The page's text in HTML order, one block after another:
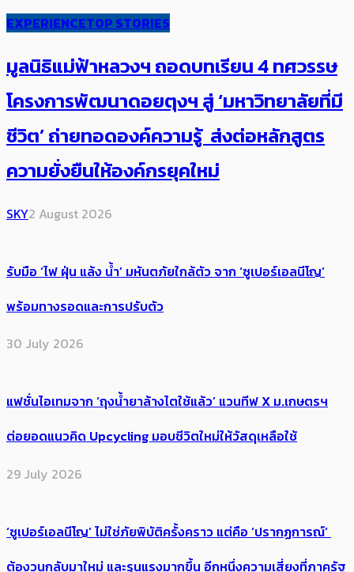
EXPERIENCETOP STORIES
มูลนิธิแม่ฟ้าหลวงฯ ถอดบทเรียน 4 ทศวรรษ
โครงการพัฒนาดอยตุงฯ สู่ ‘มหาวิทยาลัยที่มี
ชีวิต’ ถ่ายทอดองค์ความรู้ ส่งต่อหลักสูตร
ความยั่งยืนให้องค์กรยุคใหม่
SKY2 August 2026
รับมือ ‘ไฟ ฝุ่น แล้ง น้ำ’ มหันตภัยใกล้ตัว จาก ‘ซูเปอร์เอลนีโญ’
พร้อมทางรอดและการปรับตัว
30 July 2026
แฟชั่นไอเทมจาก ‘ถุงน้ำยาล้างไตใช้แล้ว’ แวนทีฟ X ม.เกษตรฯ
ต่อยอดแนวคิด Upcycling มอบชีวิตใหม่ให้วัสดุเหลือใช้
29 July 2026
‘ซูเปอร์เอลนีโญ’ ไม่ใช่ภัยพิบัติครั้งคราว แต่คือ ‘ปรากฏการณ์’ ​
ต้อง​วนกลับมาใหม่ และรุนแรงมากขึ้น อีกหนึ่งความเสี่ยงที่ภาครัฐ